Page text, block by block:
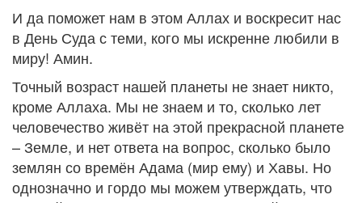
И да поможет нам в этом Аллах и воскресит нас
в День Суда с теми, кого мы искренне любили в
миру! Амин.
Точный возраст нашей планеты не знает никто,
кроме Аллаха. Мы не знаем и то, сколько лет
человечество живёт на этой прекрасной планете
– Земле, и нет ответа на вопрос, сколько было
землян со времён Адама (мир ему) и Хавы. Но
однозначно и гордо мы можем утверждать, что